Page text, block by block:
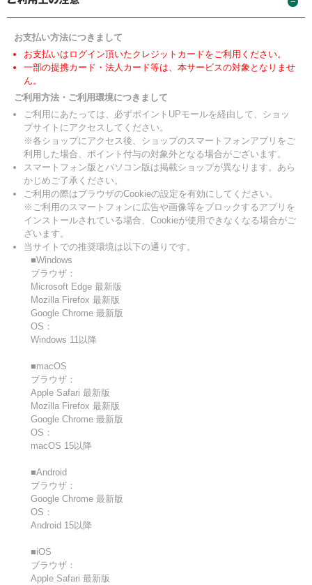
お支払い方法につきまして
お支払いはログイン頂いたクレジットカードをご利用ください。
一部の提携カード・法人カード等は、本サービスの対象となりませ
ん。
ご利用方法・ご利用環境につきまして
ご利用にあたっては、必ずポイントUPモールを経由して、ショッ
プサイトにアクセスしてください。
※各ショップにアクセス後、ショップのスマートフォンアプリをご
利用した場合、ポイント付与の対象外となる場合がございます。
スマートフォン版とパソコン版は掲載ショップが異なります。あら
かじめご了承ください。
ご利用の際はブラウザのCookieの設定を有効にしてください。
※ご利用のスマートフォンに広告や画像等をブロックするアプリを
インストールされている場合、Cookieが使用できなくなる場合がご
ざいます。
当サイトでの推奨環境は以下の通りです。
■Windows
ブラウザ：
Microsoft Edge 最新版
Mozilla Firefox 最新版
Google Chrome 最新版
OS：
Windows 11以降
■macOS
ブラウザ：
Apple Safari 最新版
Mozilla Firefox 最新版
Google Chrome 最新版
OS：
macOS 15以降
■Android
ブラウザ：
Google Chrome 最新版
OS：
Android 15以降
■iOS
ブラウザ：
Apple Safari 最新版